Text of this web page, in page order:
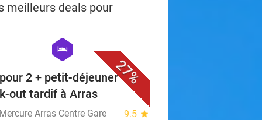
meilleurs deals pour
27%
hexagon
hotel
2 + petit-déjeuner +
out tardif à Arras
Arras Centre Gare 9.5 star